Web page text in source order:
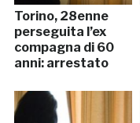
Torino, 28enne
perseguita l’ex
compagna di 60
anni: arrestato